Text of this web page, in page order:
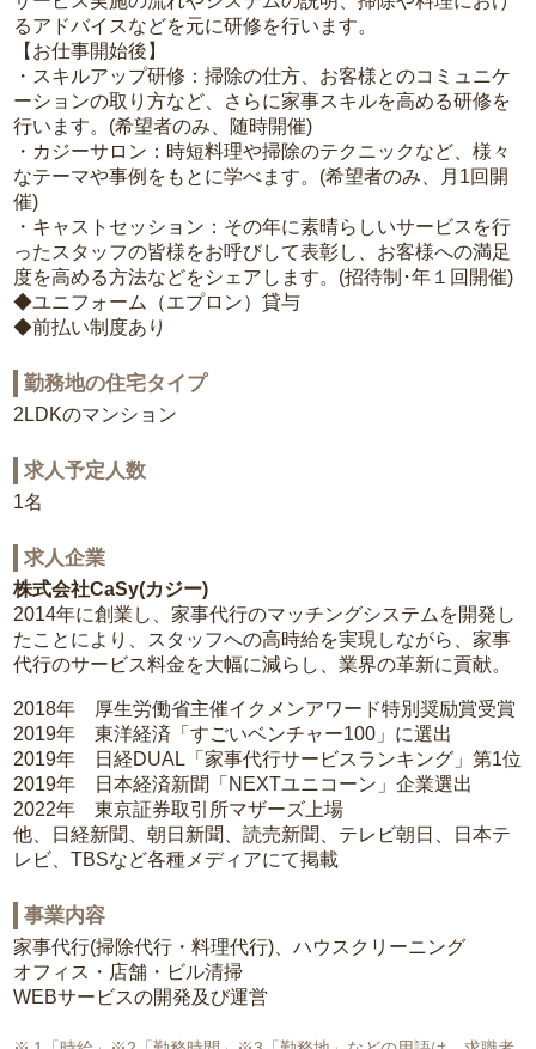
るアドバイスなどを元に研修を行います。
【お仕事開始後】
・スキルアップ研修：掃除の仕方、お客様とのコミュニケ
ーションの取り方など、さらに家事スキルを高める研修を
行います。(希望者のみ、随時開催)
・カジーサロン：時短料理や掃除のテクニックなど、様々
なテーマや事例をもとに学べます。(希望者のみ、月1回開
催)
・キャストセッション：その年に素晴らしいサービスを行
ったスタッフの皆様をお呼びして表彰し、お客様への満足
度を高める方法などをシェアします。(招待制･年１回開催)
◆ユニフォーム（エプロン）貸与
◆前払い制度あり
勤務地の住宅タイプ
2LDKのマンション
求人予定人数
1名
求人企業
株式会社CaSy(カジー)
2014年に創業し、家事代行のマッチングシステムを開発し
たことにより、スタッフへの高時給を実現しながら、家事
代行のサービス料金を大幅に減らし、業界の革新に貢献。
2018年 厚生労働省主催イクメンアワード特別奨励賞受賞
2019年 東洋経済「すごいベンチャー100」に選出
2019年 日経DUAL「家事代行サービスランキング」第1位
2019年 日本経済新聞「NEXTユニコーン」企業選出
2022年 東京証券取引所マザーズ上場
他、日経新聞、朝日新聞、読売新聞、テレビ朝日、日本テ
レビ、TBSなど各種メディアにて掲載
事業内容
家事代行(掃除代行・料理代行)、ハウスクリーニング
オフィス・店舗・ビル清掃
WEBサービスの開発及び運営